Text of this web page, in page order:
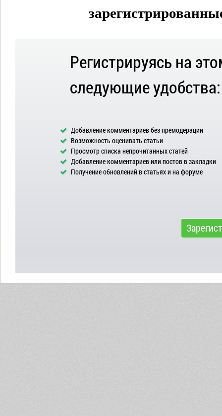
Регистрируясь на
следующие удобства:
Добавление комментариев без премодерации
Возможность оценивать статьи
Просмотр списка непрочитанных статей
Добавление комментариев или постов в закладки
Получение обновлений в статьях и на форуме